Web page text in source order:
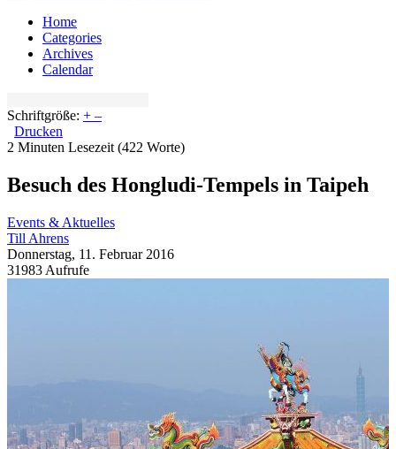
Home
Categories
Archives
Calendar
Schriftgröße: + –
Drucken
2 Minuten Lesezeit (422 Worte)
Besuch des Hongludi-Tempels in Taipeh
Events & Aktuelles
Till Ahrens
Donnerstag, 11. Februar 2016
31983 Aufrufe